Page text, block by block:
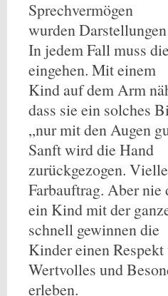
Sprechvermögen
wurden
In jedem Fall muss
eingehen. Mit einem
Kind auf dem Arm
dass sie ein solches
„nur mit den Augen
Sanft wird die Hand
zurückgezogen.
Farbauftrag. Aber nie
ein Kind mit der
schnell gewinnen die
Kinder einen
Wertvolles und
erleben.